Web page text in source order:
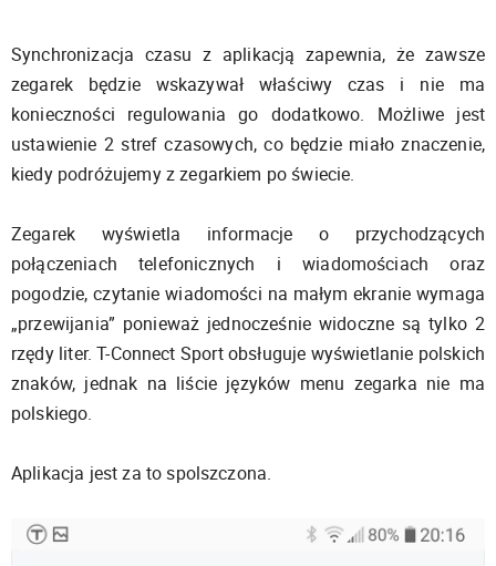
Synchronizacja czasu z aplikacją zapewnia, że zawsze
zegarek będzie wskazywał właściwy czas i nie ma
konieczności regulowania go dodatkowo. Możliwe jest
ustawienie 2 stref czasowych, co będzie miało znaczenie,
kiedy podróżujemy z zegarkiem po świecie.
Zegarek wyświetla informacje o przychodzących
połączeniach telefonicznych i wiadomościach oraz
pogodzie, czytanie wiadomości na małym ekranie wymaga
„przewijania” ponieważ jednocześnie widoczne są tylko 2
rzędy liter. T-Connect Sport obsługuje wyświetlanie polskich
znaków, jednak na liście języków menu zegarka nie ma
polskiego.
Aplikacja jest za to spolszczona.